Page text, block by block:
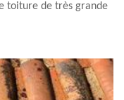
toiture de très grande